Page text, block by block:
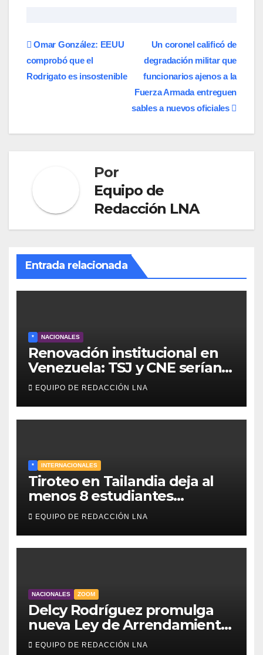
Navegación
de
Un coronel calificó de
degradación militar que
funcionarios ajenos a la
Fuerza Armada entreguen
sables a nuevos oficiales
Omar González: EEUU
comprobó que el
Rodrigato es insostenible
Por
Equipo de
Redacción LNA
Entrada relacionada
* NACIONALES
Renovación institucional en
Venezuela: TSJ y CNE serían
designados a finales de 2026
EQUIPO DE REDACCIÓN LNA
* INTERNACIONALES
Tiroteo en Tailandia deja al
menos 8 estudiantes
muertos y 30 heridos
EQUIPO DE REDACCIÓN LNA
NACIONALES ZOOM
Delcy Rodríguez promulga
nueva Ley de Arrendamiento
para atender a familias
EQUIPO DE REDACCIÓN LNA